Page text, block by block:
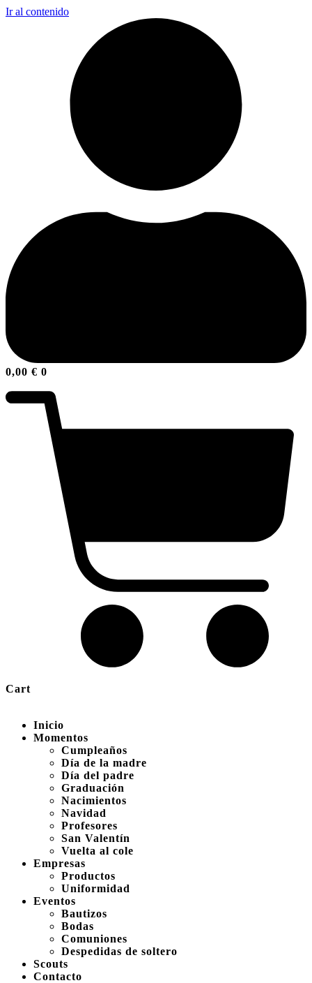
Ir al contenido
0,00 € 0
Cart
Inicio
Momentos
Cumpleaños
Día de la madre
Día del padre
Graduación
Nacimientos
Navidad
Profesores
San Valentín
Vuelta al cole
Empresas
Productos
Uniformidad
Eventos
Bautizos
Bodas
Comuniones
Despedidas de soltero
Scouts
Contacto